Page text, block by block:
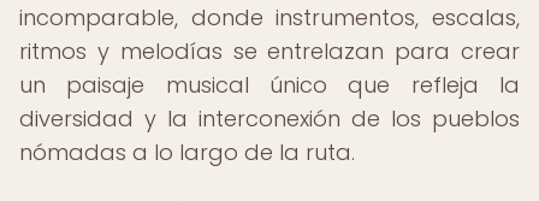
incomparable, donde instrumentos, escalas,
ritmos y melodías se entrelazan para crear
un paisaje musical único que refleja la
diversidad y la interconexión de los pueblos
nómadas a lo largo de la ruta.